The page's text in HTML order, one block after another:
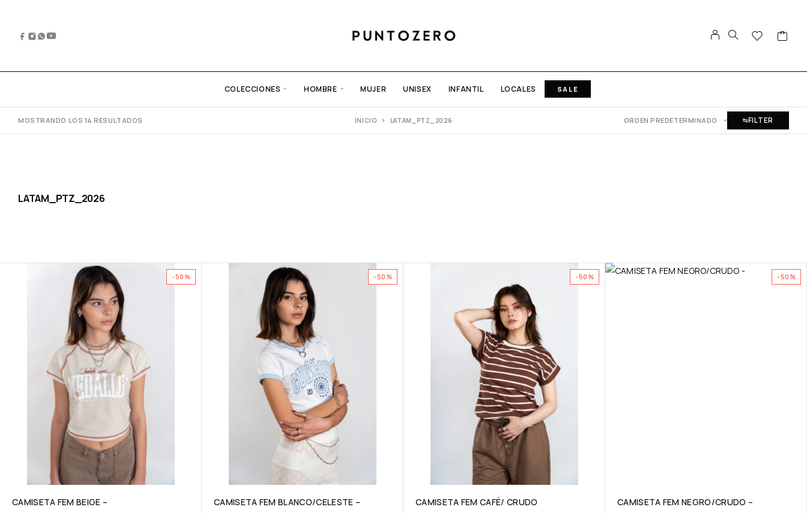
COLECCIONES HOMBRE MUJER UNISEX INFANTIL LOCALES SALE
MOSTRANDO LOS 14 RESULTADOS INICIO LATAM_PTZ_2026 ORDEN PREDETERMINADO FILTER
LATAM_PTZ_2026
-50%
CAMISETA FEM BEIGE –
-50%
CAMISETA FEM BLANCO/CELESTE –
-50%
CAMISETA FEM CAFÉ/ CRUDO
-50%
CAMISETA FEM NEGRO/CRUDO –